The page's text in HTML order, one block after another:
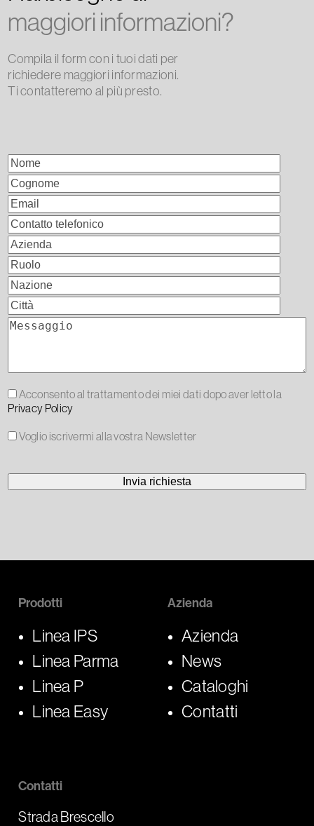
maggiori informazioni?
Compila il form con i tuoi dati per
richiedere maggiori informazioni.
Ti contatteremo al più presto.
Acconsento al trattamento dei miei dati dopo aver letto la
Privacy Policy
Voglio iscrivermi alla vostra Newsletter
Prodotti
Linea IPS
Linea Parma
Linea P
Linea Easy
Azienda
Azienda
News
Cataloghi
Contatti
Contatti
Strada Brescello